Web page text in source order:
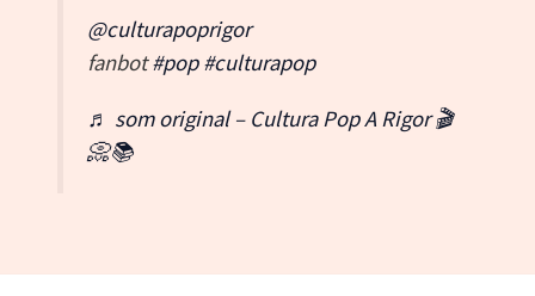
@culturapoprigor
fanbot#pop #culturapop
♬ som original – Cultura Pop A Rigor 🎬
📀📚